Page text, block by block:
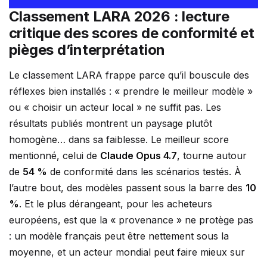
Classement LARA 2026 : lecture
critique des scores de conformité et
pièges d’interprétation
Le classement LARA frappe parce qu’il bouscule des
réflexes bien installés : « prendre le meilleur modèle »
ou « choisir un acteur local » ne suffit pas. Les
résultats publiés montrent un paysage plutôt
homogène… dans sa faiblesse. Le meilleur score
mentionné, celui de Claude Opus 4.7, tourne autour
de 54 % de conformité dans les scénarios testés. À
l’autre bout, des modèles passent sous la barre des 10
%. Et le plus dérangeant, pour les acheteurs
européens, est que la « provenance » ne protège pas
: un modèle français peut être nettement sous la
moyenne, et un acteur mondial peut faire mieux sur